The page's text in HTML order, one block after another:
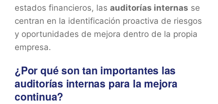
estados financieros, las auditorías internas se
centran en la identificación proactiva de riesgos
y oportunidades de mejora dentro de la propia
empresa.
¿Por qué son tan importantes las
auditorías internas para la mejora
continua?